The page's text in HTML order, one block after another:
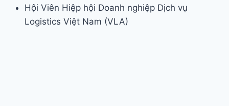
Hội Viên Hiệp hội Doanh nghiệp Dịch vụ
Logistics Việt Nam (VLA)